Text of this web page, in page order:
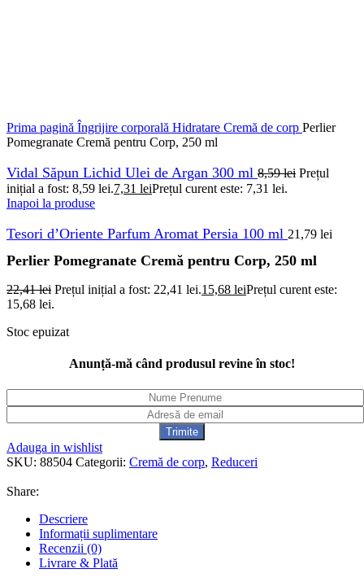
Prima pagină Îngrijire corporală Hidratare Cremă de corp Perlier
Pomegranate Cremă pentru Corp, 250 ml
Vidal Săpun Lichid Ulei de Argan 300 ml 8,59lei Prețul
inițial a fost: 8,59 lei.7,31 leiPrețul curent este: 7,31 lei.
Inapoi la produse
Tesori d’Oriente Parfum Aromat Persia 100 ml 21,79 lei
Perlier Pomegranate Cremă pentru Corp, 250 ml
22,41lei Prețul inițial a fost: 22,41 lei.15,68 leiPrețul curent este:
15,68 lei.
Stoc epuizat
Anunță-mă când produsul revine în stoc!
Adauga in wishlist
SKU: 88504 Categorii: Cremă de corp, Reduceri
Share:
Descriere
Informații suplimentare
Recenzii (0)
Livrare & Plată